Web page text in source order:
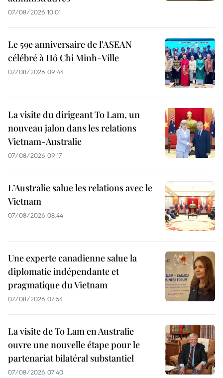
07/08/2026 10:01
Le 59e anniversaire de l'ASEAN
célébré à Hô Chi Minh-Ville
07/08/2026 09:44
La visite du dirigeant To Lam, un
nouveau jalon dans les relations
Vietnam-Australie
07/08/2026 09:17
L’Australie salue les relations avec le
Vietnam
07/08/2026 08:44
Une experte canadienne salue la
diplomatie indépendante et
pragmatique du Vietnam
07/08/2026 07:54
La visite de To Lam en Australie
ouvre une nouvelle étape pour le
partenariat bilatéral substantiel
07/08/2026 07:40